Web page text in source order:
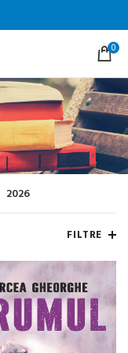
0
2026
FILTRE